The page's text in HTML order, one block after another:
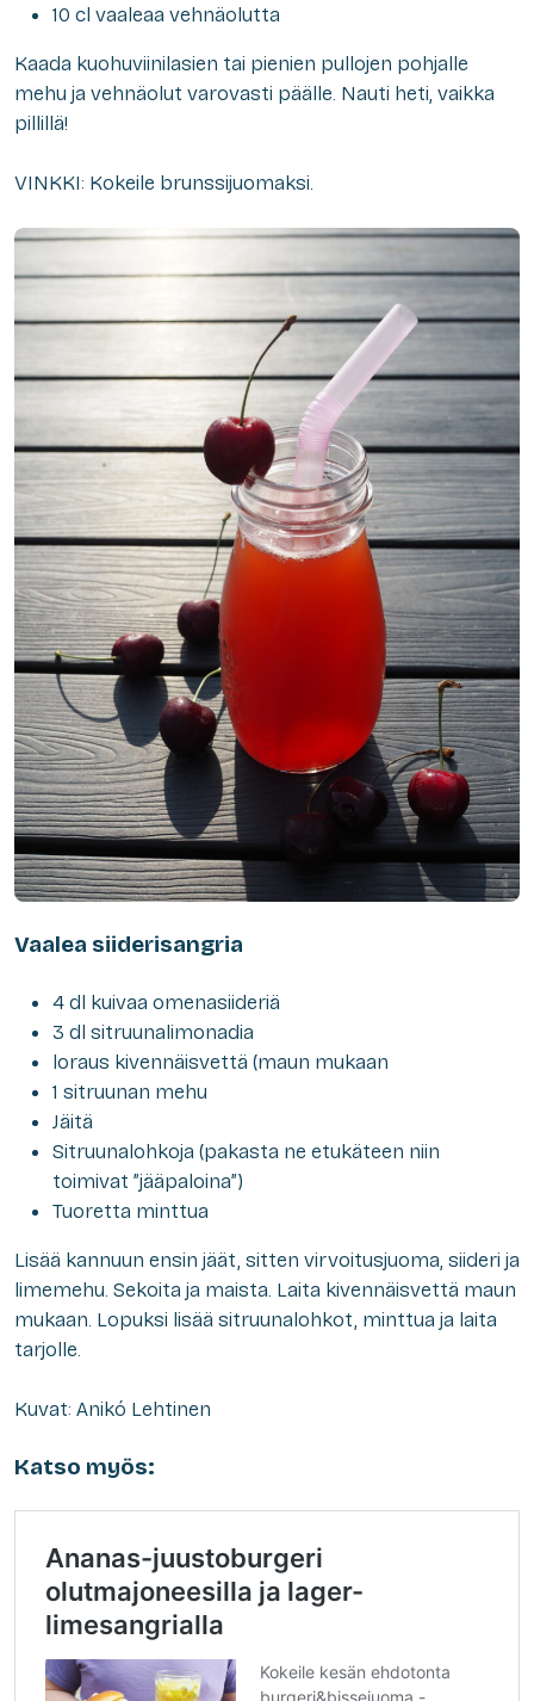
10 cl vaaleaa vehnäolutta
Kaada kuohuviinilasien tai pienien pullojen pohjalle
mehu ja vehnäolut varovasti päälle. Nauti heti, vaikka
pillillä!
VINKKI: Kokeile brunssijuomaksi.
Vaalea siiderisangria
4 dl kuivaa omenasiideriä
3 dl sitruunalimonadia
loraus kivennäisvettä (maun mukaan
1 sitruunan mehu
Jäitä
Sitruunalohkoja (pakasta ne etukäteen niin
toimivat ”jääpaloina”)
Tuoretta minttua
Lisää kannuun ensin jäät, sitten virvoitusjuoma, siideri ja
limemehu. Sekoita ja maista. Laita kivennäisvettä maun
mukaan. Lopuksi lisää sitruunalohkot, minttua ja laita
tarjolle.
Kuvat: Anikó Lehtinen
Katso myös: